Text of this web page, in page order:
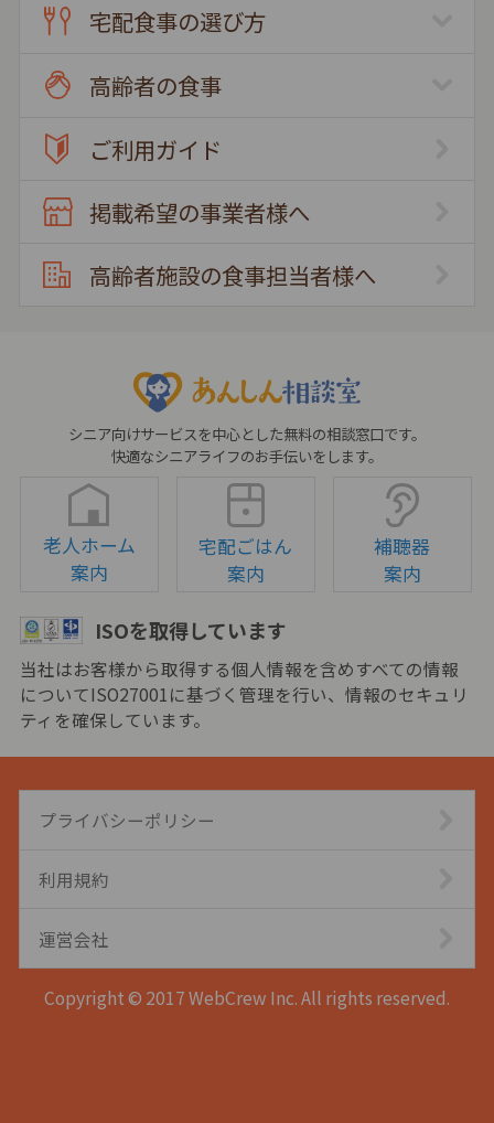
宅配食事の選び方
高齢者の食事
ご利用ガイド
掲載希望の事業者様へ
高齢者施設の食事担当者様へ
シニア向けサービスを中心とした無料の相談窓口です。
快適なシニアライフのお手伝いをします。
老人ホーム
案内
宅配ごはん
案内
補聴器
案内
ISOを取得しています
当社はお客様から取得する個人情報を含めすべての情報
についてISO27001に基づく管理を行い、情報のセキュリ
ティを確保しています。
プライバシーポリシー
利用規約
運営会社
Copyright © 2017 WebCrew Inc. All rights reserved.